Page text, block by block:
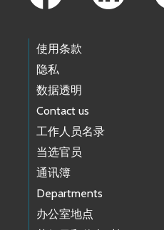
使用条款
隐私
数据透明
Contact us
工作人员名录
当选官员
通讯簿
Departments
办公室地点